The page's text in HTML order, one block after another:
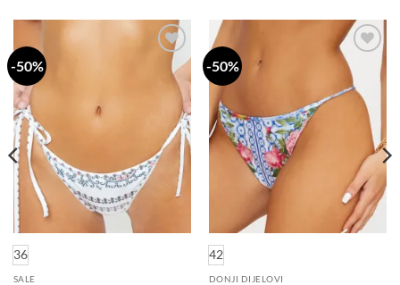
-50%
Dodaj
na
36
SALE
-50%
Dodaj
listu
želja
42
DONJI DIJELOVI